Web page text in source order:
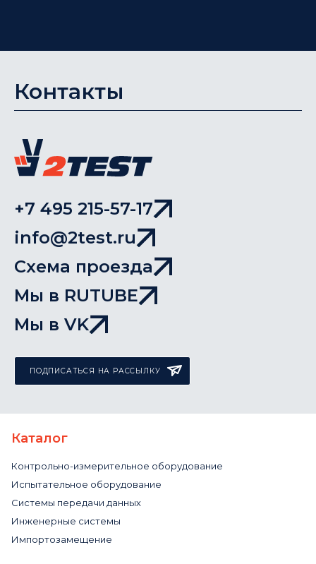
Контакты
+7 495 215-57-17
info@2test.ru
Схема проезда
Мы в RUTUBE
Мы в VK
ПОДПИСАТЬСЯ НА РАССЫЛКУ
Каталог
Контрольно-измерительное оборудование
Испытательное оборудование
Системы передачи данных
Инженерные системы
Импортозамещение